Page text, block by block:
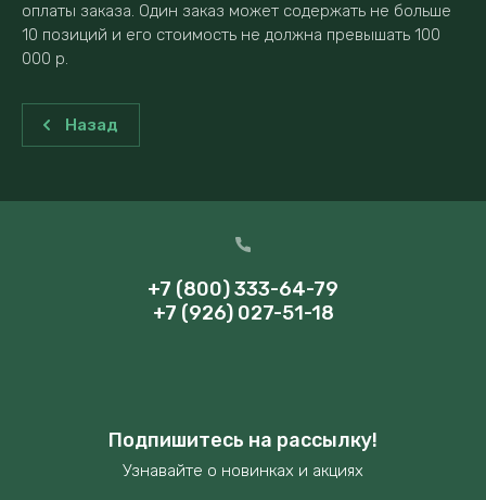
оплаты заказа. Один заказ может содержать не больше
10 позиций и его стоимость не должна превышать 100
000 р.
Назад
+7 (800) 333-64-79
+7 (926) 027-51-18
Подпишитесь на рассылку!
Узнавайте о новинках и акциях